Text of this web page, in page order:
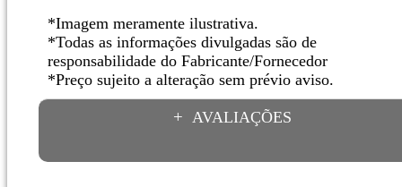
*Imagem meramente ilustrativa.
*Todas as informações divulgadas são de
responsabilidade do Fabricante/Fornecedor
*Preço sujeito a alteração sem prévio aviso.
AVALIAÇÕES